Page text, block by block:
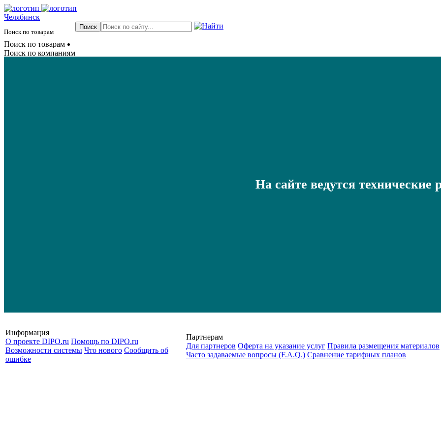
Челябинск
Поиск по товарам
Поиск по товарам
Поиск по компаниям
На сайте ведутся технические
Информация
О проекте DIPO.ru Помощь по DIPO.ru
Возможности системы Что нового Сообщить об
ошибке
Партнерам
Для партнеров Оферта на указание услуг Правила размещения материалов
Часто задаваемые вопросы (F.A.Q.) Cравнение тарифных планов